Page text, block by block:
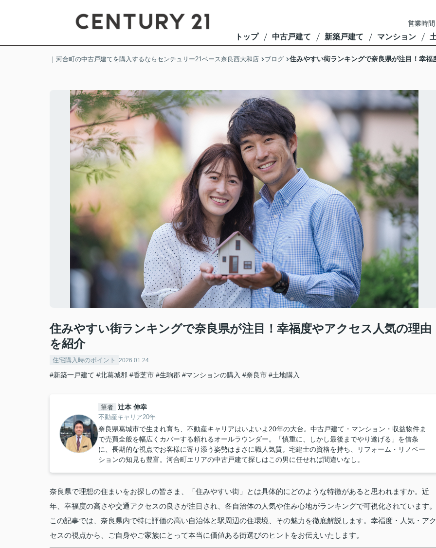
営業時
トップ 中古戸建て 新築戸建て マンション
｜河合町の中古戸建てを購入するならセンチュリー21ベース奈良西大和店 ブログ 住みやすい街ランキングで奈良県が注目！幸
住みやすい街ランキングで奈良県が注目！幸福度やアクセス人気の理由
を紹介
住宅購入時のポイント 2026.01.24
#新築一戸建て #北葛城郡 #香芝市 #生駒郡 #マンションの購入 #奈良市 #土地購入
筆者 辻本 伸幸
不動産キャリア20年
奈良県葛城市で生まれ育ち、不動産キャリアはいよいよ20年の大台。中古戸建て・マンション・収益物件ま
で売買全般を幅広くカバーする頼れるオールラウンダー。「慎重に、しかし最後までやり遂げる」を信条
に、長期的な視点でお客様に寄り添う姿勢はまさに職人気質。宅建士の資格を持ち、リフォーム・リノベー
ションの知見も豊富。河合町エリアの中古戸建て探しはこの男に任せれば間違いなし。
奈良県で理想の住まいをお探しの皆さま、「住みやすい街」とは具体的にどのような特徴があると思われますか。近
年、幸福度の高さや交通アクセスの良さが注目され、各自治体の人気や住み心地がランキングで可視化されています。
この記事では、奈良県内で特に評価の高い自治体と駅周辺の住環境、その魅力を徹底解説します。幸福度・人気・アク
セスの視点から、ご自身やご家族にとって本当に価値ある街選びのヒントをお伝えいたします。